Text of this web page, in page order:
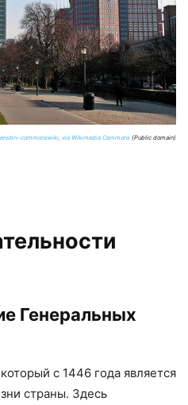
via Wikimedia Commons (Public domain)
Генеральных
с 1446 года является
страны. Здесь